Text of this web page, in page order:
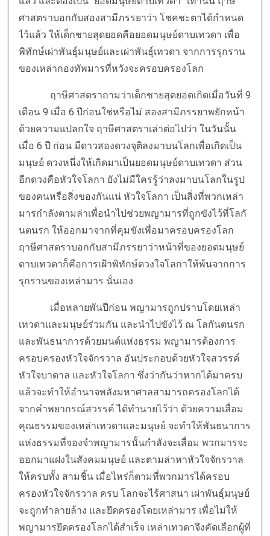
ศาสตราบอกกับสองสามีภรรยาว่า โชคชะตาได้กำหนด
ไว้แล้ว ให้เด็กชายสุดยอดคือยอดมนุษย์ดาบเทวดา เพื่อ
พิทักษ์เผ่าพันธุ์มนุษย์และเผ่าพันธุ์เทวดา จากการรุกราน
ของเหล่ากองทัพมารที่หวังจะครอบครองโลก
ฤาษีศาสตราถามว่าเด็กชายสุดยอดเกิดเมื่อวันที่ 9
เดือน 9 เมื่อ 6 ปีก่อนใช่หรือไม่ สองสามีภรรยาพยักหน้า
ด้วยความแปลกใจ ฤาษีศาสตราเล่าต่อไปว่า ในวันนั้น
เมื่อ 6 ปี ก่อน มีดาวสองดวงจุติลงมาบนโลกเพื่อเกิดเป็น
มนุษย์ ดวงหนึ่งให้เกิดมาเป็นยอดมนุษย์ดาบเทวดา ส่วน
อีกดวงคือหัวใจโลกา ยังไม่มีใครรู้ว่าลงมาบนโลกในรูป
ของคนหรือสิ่งของกันแน่ หัวใจโลกา เป็นสิ่งที่พวกเหล่า
มารกำลังตามล่าเพื่อนำไปช่วยพญามารที่ถูกขังไว้ที่โลกั
นตนรก ให้ออกมาจากที่คุมขังเพื่อมาครอบครองโลก
ฤาษีศาสตราบอกกับสามีภรรยาว่าหน้าที่ของยอดมนุษย์
ดาบเทวดาก็คือการเฝ้าพิทักษ์ดวงใจโลกาให้พ้นจากการ
รุกรานของเหล่ามาร นั่นเอง
เมื่อหลายพันปีก่อน พญามารถูกปราบโดยเหล่า
เทวดาและมนุษย์ร่วมกัน และนำไปขังไว้ ณ โลกันตนรก
และพันธนาการด้วยมนต์แห่งธรรม พญามารต้องการ
ครอบครองหัวใจจักรวาล อันประกอบด้วยหัวใจสวรรค์
หัวใจบาดาล และหัวใจโลกา ซึ่งว่ากันว่าหากได้มาครบ
แล้วจะทำให้อำนาจพลังมหาศาลสามารถครองโลกได้
จากคำพยากรณ์สวรรค์ ได้ทำนายไว้ว่า ด้วยความเสื่อม
คุณธรรมของเหล่าเทวดาและมนุษย์ จะทำให้พันธนาการ
แห่งธรรมที่จองจำพญามารนั้นกำลังจะเสื่อม พวกมารจะ
ออกมาแฝงในสังคมมนุษย์ และตามล่าหาหัวใจจักรวาล
ให้ครบทั้ง สามชิ้น เมื่อไหร่ก็ตามที่พวกมารได้ครอบ
ครองหัวใจจักรวาล ครบ โลกจะไร้ศาสนา เผ่าพันธุ์มนุษย์
จะถูกทำลายล้าง และยึดครองโดยเหล่ามาร เพื่อไม่ให้
พญามารยึดครองโลกได้สำเร็จ เหล่าเทวดาจึงคัดเลือกผู้ที่